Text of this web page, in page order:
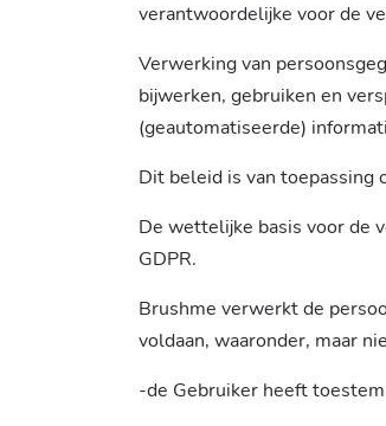
verantwoordelijke voor de
Verwerking van
bijwerken, gebruiken en
(geautomatiseerde)
Dit beleid is van toepassing
De wettelijke basis voor de
GDPR.
Brushme verwerkt de
voldaan, waaronder, maar
-de Gebruiker heeft